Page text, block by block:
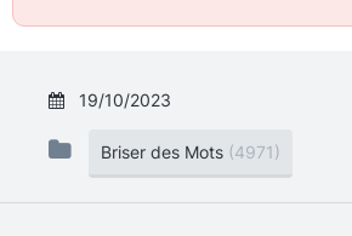
19/10/2023
Briser des Mots (4971)